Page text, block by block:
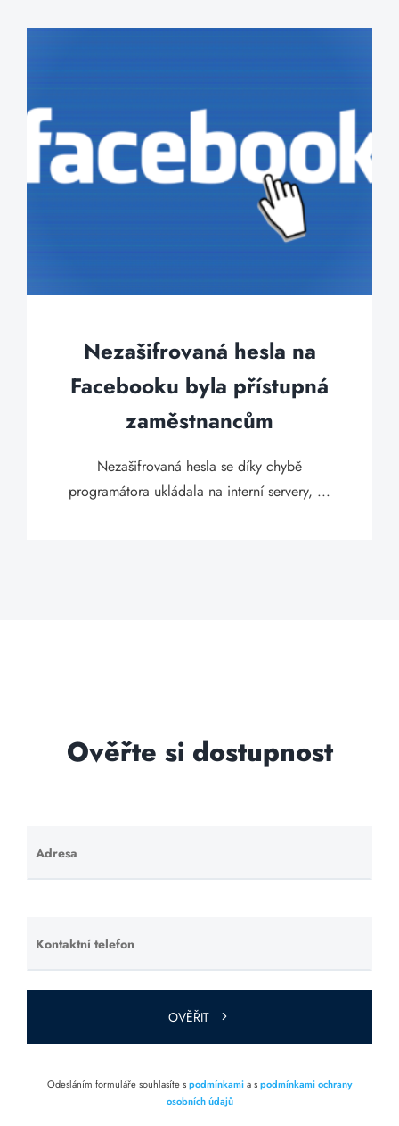
Nezašifrovaná hesla na
Facebooku byla přístupná
zaměstnancům
Nezašifrovaná hesla se díky chybě
programátora ukládala na interní servery, ...
Ověřte si dostupnost
Adresa
Ponechte
toto pole
Kontaktní telefon
Ponechte
toto pole
prázdné.
OVĚŘIT
Odesláním formuláře souhlasíte spodmínkamia spodmínkami ochrany
osobních údajů